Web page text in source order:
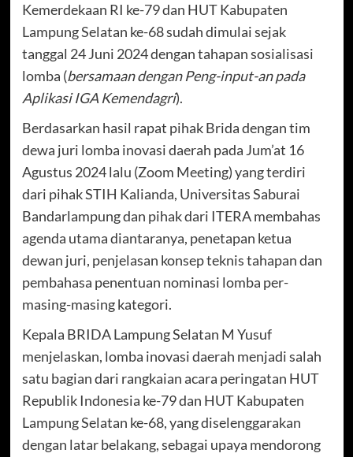
Kemerdekaan RI ke-79 dan HUT Kabupaten
Lampung Selatan ke-68 sudah dimulai sejak
tanggal 24 Juni 2024 dengan tahapan sosialisasi
lomba (bersamaan dengan Peng-input-an pada
Aplikasi IGA Kemendagri).
Berdasarkan hasil rapat pihak Brida dengan tim
dewa juri lomba inovasi daerah pada Jum’at 16
Agustus 2024 lalu (Zoom Meeting) yang terdiri
dari pihak STIH Kalianda, Universitas Saburai
Bandarlampung dan pihak dari ITERA membahas
agenda utama diantaranya, penetapan ketua
dewan juri, penjelasan konsep teknis tahapan dan
pembahasa penentuan nominasi lomba per-
masing-masing kategori.
Kepala BRIDA Lampung Selatan M Yusuf
menjelaskan, lomba inovasi daerah menjadi salah
satu bagian dari rangkaian acara peringatan HUT
Republik Indonesia ke-79 dan HUT Kabupaten
Lampung Selatan ke-68, yang diselenggarakan
dengan latar belakang, sebagai upaya mendorong